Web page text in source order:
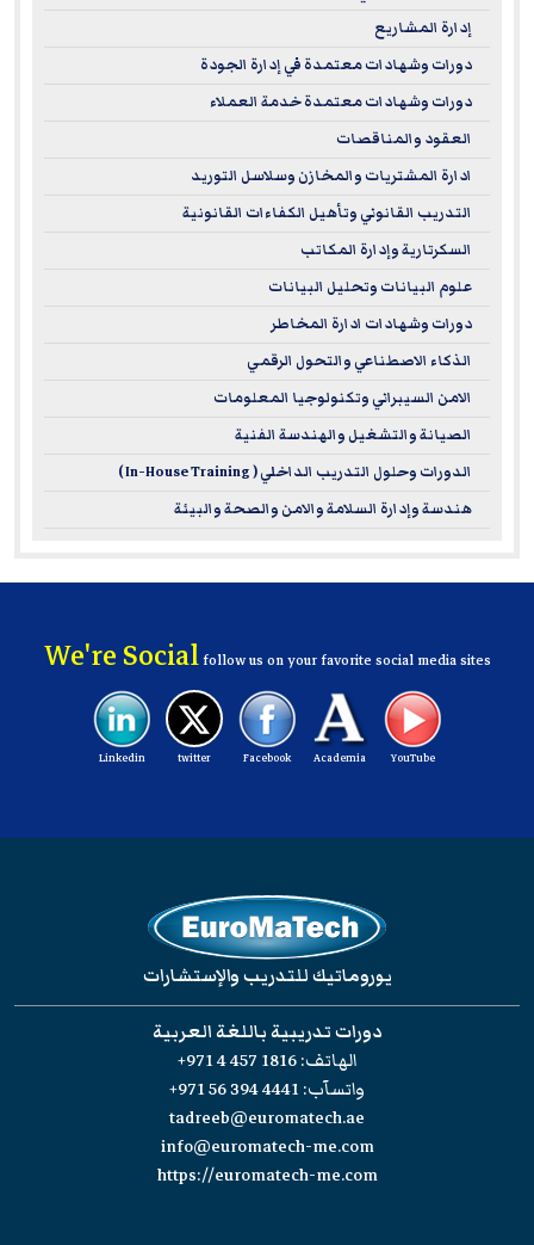
www.i-l-m.com
إدارة المشاريع
دورات وشهادات معتمدة في إدارة الجودة
دورات وشهادات معتمدة خدمة العملاء
العقود والمناقصات
ادارة المشتريات والمخازن وسلاسل التوريد
التدريب القانوني وتأهيل الكفاءات القانونية
السكرتارية وإدارة المكاتب
علوم البيانات وتحليل البيانات
دورات وشهادات ادارة المخاطر
الذكاء الاصطناعي والتحول الرقمي
الامن السيبراني وتكنولوجيا المعلومات
الصيانة والتشغيل والهندسة الفنية
الدورات وحلول التدريب الداخلي ( In-House Training )
هندسة وإدارة السلامة والامن والصحة والبيئة
We're Socialfollow us on your favorite social media sites
YouTube
Academia
Facebook
twitter
Linkedin
يوروماتيك للتدريب والإستشارات
دورات تدريبية باللغة العربية
الهاتف:+971 4 457 1816
واتسآب:+971 56 394 4441
tadreeb@euromatech.ae
info@euromatech-me.com
https://euromatech-me.com